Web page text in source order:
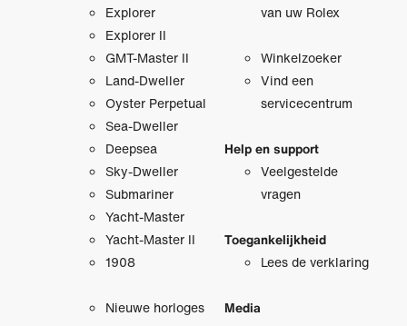
Explorer
Explorer II
GMT-Master II
Land-Dweller
Oyster Perpetual
Sea-Dweller
Deepsea
Sky-Dweller
Submariner
Yacht-Master
Yacht-Master II
1908
Nieuwe horloges
van uw Rolex
Winkelzoeker
Vind een
servicecentrum
Help en support
Veelgestelde
vragen
Toegankelijkheid
Lees de verklaring
Media